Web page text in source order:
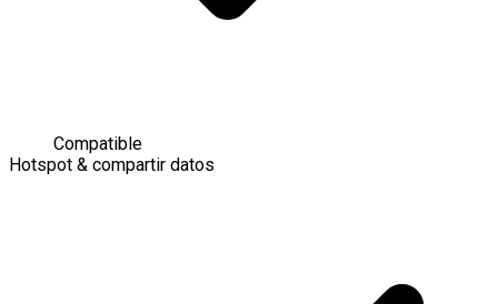
Compatible
Hotspot & compartir datos